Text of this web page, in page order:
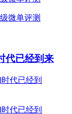
代已经到来